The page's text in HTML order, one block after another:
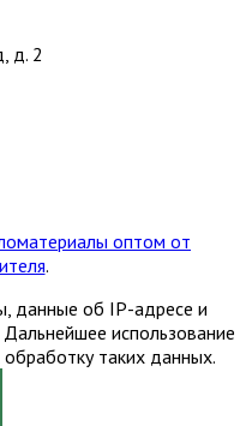
д. 2
оптом от
.
данные об IP-адресе и
использование
таких данных.